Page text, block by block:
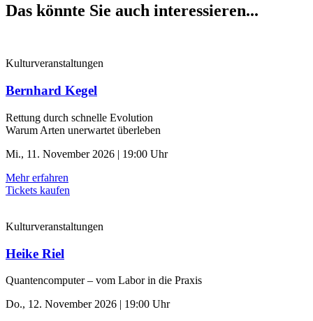
Das könnte Sie auch interessieren...
Kulturveranstaltungen
Bernhard Kegel
Rettung durch schnelle ­Evolution
Warum Arten unerwartet überleben
Mi., 11. November 2026 | 19:00 Uhr
Mehr erfahren
Tickets kaufen
Kulturveranstaltungen
Heike Riel
Quantencomputer – vom Labor in die Praxis
Do., 12. November 2026 | 19:00 Uhr